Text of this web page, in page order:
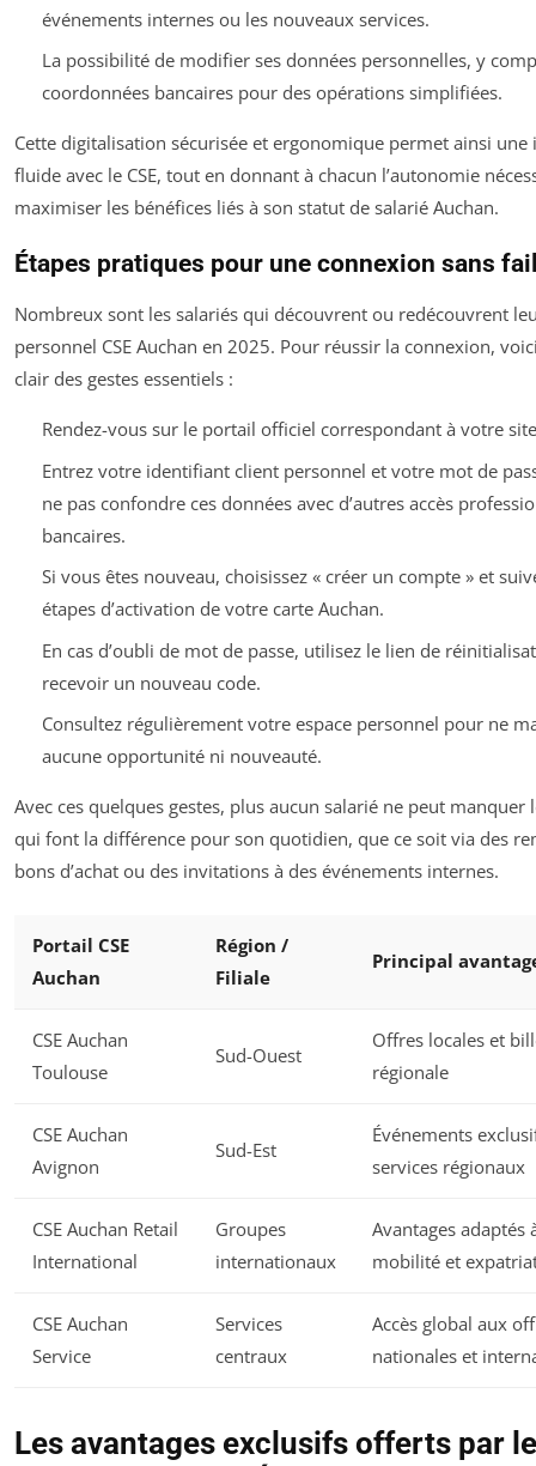
événements internes ou les nouveaux services.
La possibilité de modifier ses données personnelles, y
coordonnées bancaires pour des opérations simplifiées.
Cette digitalisation sécurisée et ergonomique permet ainsi une
fluide avec le CSE, tout en donnant à chacun l’autonomie
maximiser les bénéfices liés à son statut de salarié Auchan.
Étapes pratiques pour une connexion sans
Nombreux sont les salariés qui découvrent ou redécouvrent
personnel CSE Auchan en 2025. Pour réussir la connexion,
clair des gestes essentiels :
Rendez-vous sur le portail officiel correspondant à votre
Entrez votre identifiant client personnel et votre mot de
ne pas confondre ces données avec d’autres accès
bancaires.
Si vous êtes nouveau, choisissez « créer un compte » et
étapes d’activation de votre carte Auchan.
En cas d’oubli de mot de passe, utilisez le lien de
recevoir un nouveau code.
Consultez régulièrement votre espace personnel pour ne
aucune opportunité ni nouveauté.
Avec ces quelques gestes, plus aucun salarié ne peut manquer
qui font la différence pour son quotidien, que ce soit via des
bons d’achat ou des invitations à des événements internes.
Portail CSE
Auchan
Région /
Filiale
Principal
CSE Auchan
Toulouse
Sud-Ouest
Offres locales et
régionale
CSE Auchan
Avignon
Sud-Est
Événements
services régionaux
CSE Auchan Retail
International
Groupes
internationaux
Avantages adaptés
mobilité et
CSE Auchan
Service
Services
centraux
Accès global aux
nationales et
Les avantages exclusifs offerts par le